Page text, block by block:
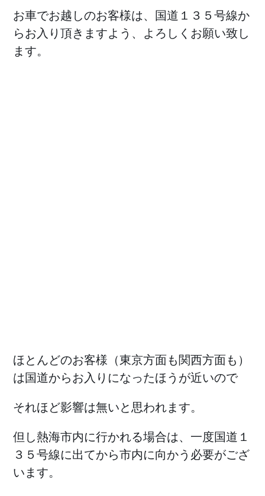
お車でお越しのお客様は、国道１３５号線か
らお入り頂きますよう、よろしくお願い致し
ます。
ほとんどのお客様（東京方面も関西方面も）
は国道からお入りになったほうが近いので
それほど影響は無いと思われます。
但し熱海市内に行かれる場合は、一度国道１
３５号線に出てから市内に向かう必要がござ
います。